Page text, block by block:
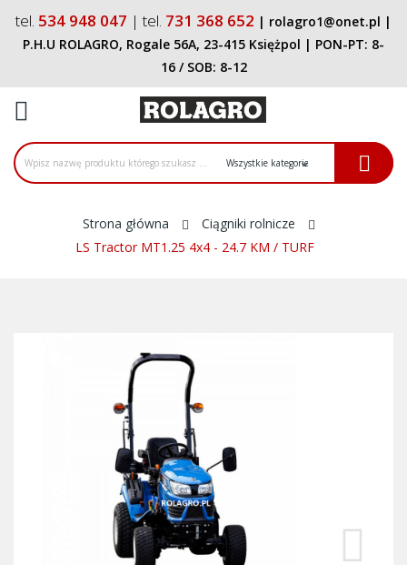
tel. 534 948 047 | tel. 731 368 652 | rolagro1@onet.pl |
P.H.U ROLAGRO, Rogale 56A, 23-415 Księżpol | PON-PT: 8-
16/ SOB: 8-12
Strona główna
Ciągniki rolnicze
LS Tractor MT1.25 4x4 - 24.7 KM / TURF